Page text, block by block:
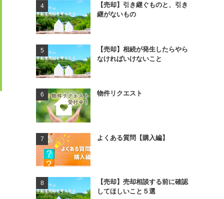
【売却】引き継ぐものと、引き
継がないもの
【売却】相続が発生したらやら
なければいけないこと
物件リクエスト
よくある質問【購入編】
【売却】売却相談する前に確認
してほしいこと５選